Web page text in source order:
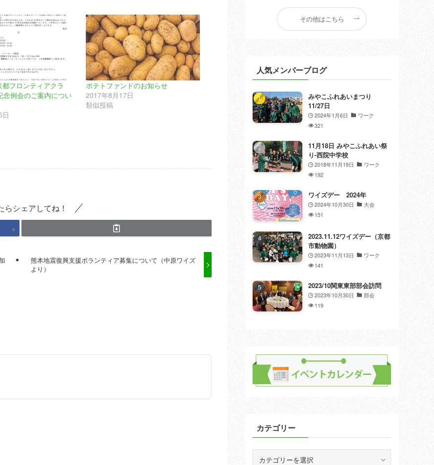
都フロンティアクラ
念例会のご案内につい
ポテトファンドのお知らせ
2017年8月17日
類似投稿
らシェアしてね！
熊本地震復興支援ボランティア募集について（中原ワイズ
より）
その他はこちら
人気メンバーブログ
みやこふれあいまつり
11/27日
2024年1月6日
ワーク
321
11月18日 みやこふれあい祭
り-西院中学校
2018年11月19日
ワーク
192
ワイズデー 2024年
2024年10月30日
大会
151
2023.11.12ワイズデー（京都
市動物園）
2023年11月13日
ワーク
141
2023/10関東東部部会訪問
2023年10月30日
部会
119
カテゴリー